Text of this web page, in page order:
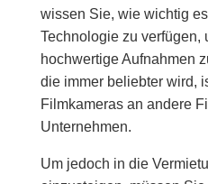
wissen Sie, wie wichtig
Technologie zu verfügen,
hochwertige Aufnahmen
die immer beliebter wird,
Filmkameras an andere
Unternehmen.
Um jedoch in die